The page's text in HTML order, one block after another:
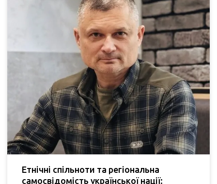
Етнічні спільноти та регіональна
самосвідомість української нації: